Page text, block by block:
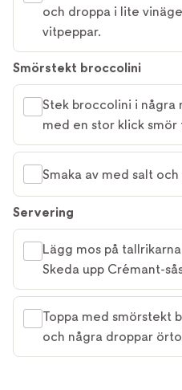
och droppa i lite
vitpeppar.
Smörstekt broccolini
Stek broccolini i några
med en stor klick
Smaka av med salt
Servering
Lägg mos på
Skeda upp Crémant-
Toppa med smörstekt
och några droppar